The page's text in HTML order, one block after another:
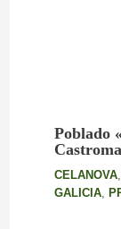
Poblado
CELANOVA,
GALICIA,